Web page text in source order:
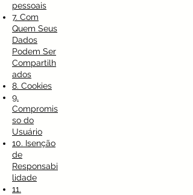
pessoais
7. Com
Quem Seus
Dados
Podem Ser
Compartilh
ados
8. Cookies
9.
Compromis
so do
Usuário
10. Isenção
de
Responsabi
lidade
11.